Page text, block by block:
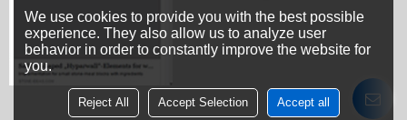
We use cookies to provide you with the best possible
experience. They also allow us to analyze user
behavior in order to constantly improve the website for
you.
Reject All Accept Selection Accept all